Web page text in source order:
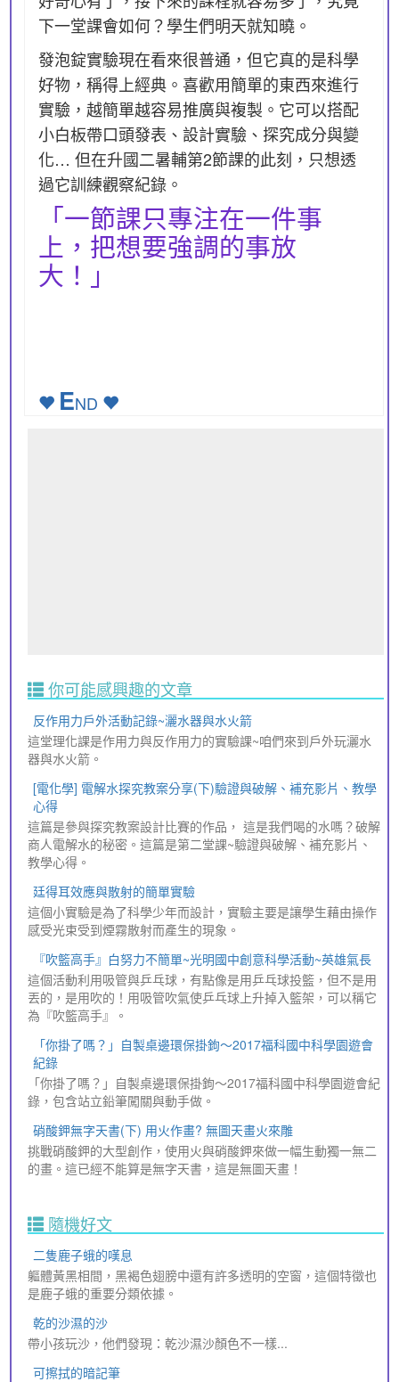
下一堂課會如何？學生們明天就知曉。
發泡錠實驗現在看來很普通，但它真的是科學
好物，稱得上經典。喜歡用簡單的東西來進行
實驗，越簡單越容易推廣與複製。它可以搭配
小白板帶口頭發表、設計實驗、探究成分與變
化… 但在升國二暑輔第2節課的此刻，只想透
過它訓練觀察紀錄。
「一節課只專注在一件事
上，把想要強調的事放
大！」
END
你可能感興趣的文章
反作用力戶外活動記錄~灑水器與水火箭
這堂理化課是作用力與反作用力的實驗課~咱們來到戶外玩灑水
器與水火箭。
[電化學] 電解水探究教案分享(下)驗證與破解、補充影片、教學
心得
這篇是參與探究教案設計比賽的作品， 這是我們喝的水嗎？破解
商人電解水的秘密。這篇是第二堂課~驗證與破解、補充影片、
教學心得。
廷得耳效應與散射的簡單實驗
這個小實驗是為了科學少年而設計，實驗主要是讓學生藉由操作
感受光束受到煙霧散射而產生的現象。
『吹籃高手』白努力不簡單~光明國中創意科學活動~英雄氣長
這個活動利用吸管與乒乓球，有點像是用乒乓球投籃，但不是用
丟的，是用吹的！用吸管吹氣使乒乓球上升掉入籃架，可以稱它
為『吹籃高手』。
「你掛了嗎？」自製桌邊環保掛鉤～2017福科國中科學園遊會
紀錄
「你掛了嗎？」自製桌邊環保掛鉤～2017福科國中科學園遊會紀
錄，包含站立鉛筆闖關與動手做。
硝酸鉀無字天書(下) 用火作畫? 無圖天畫火來雕
挑戰硝酸鉀的大型創作，使用火與硝酸鉀來做一幅生動獨一無二
的畫。這已經不能算是無字天書，這是無圖天畫！
隨機好文
二隻鹿子蛾的嘆息
軀體黃黑相間，黑褐色翅膀中還有許多透明的空窗，這個特徵也
是鹿子蛾的重要分類依據。
乾的沙濕的沙
帶小孩玩沙，他們發現：乾沙濕沙顏色不一樣...
可擦拭的暗記筆